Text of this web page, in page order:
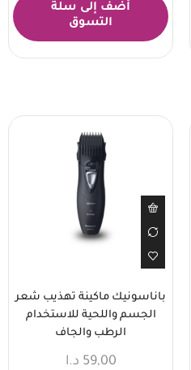
أضف إلى سلة
التسوق
باناسونيك ماكينة تهذيب شعر
الجسم واللحية للاستخدام
الرطب والجاف
59,00 د.ا